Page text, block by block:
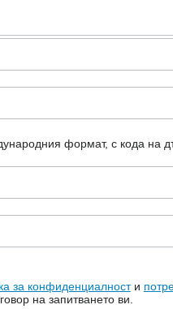
формат, с кода на
за конфиденциалности
на запитването ви.